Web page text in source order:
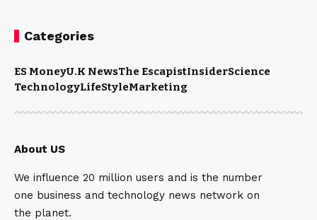
Categories
ES MoneyU.K NewsThe EscapistInsiderScience
TechnologyLifeStyleMarketing
About US
We influence 20 million users and is the number
one business and technology news network on
the planet.